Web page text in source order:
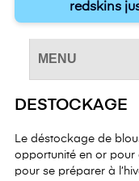
redskins
MENU
DESTOCKAGE
Le déstockage de
opportunité en or pour
pour se préparer à